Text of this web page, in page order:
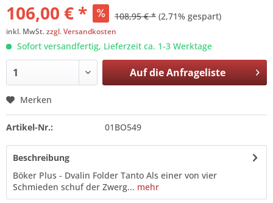
106,00 € * 108,95 € * (2,71% gespart)
inkl. MwSt.zzgl. Versandkosten
Sofort versandfertig, Lieferzeit ca. 1-3 Werktage
Auf dieAnfrageliste
Merken
Artikel-Nr.: 01BO549
Beschreibung
Böker Plus - Dvalin Folder Tanto Als einer von vier
Schmieden schuf der Zwerg... mehr